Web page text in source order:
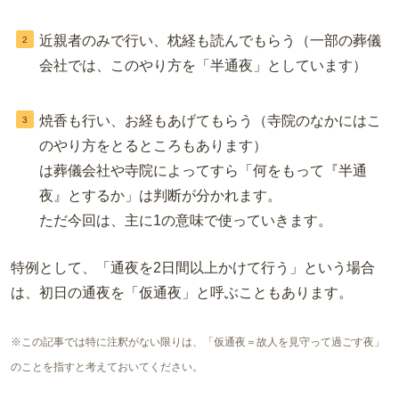
近親者のみで行い、枕経も読んでもらう（一部の葬儀
会社では、このやり方を「半通夜」としています）
焼香も行い、お経もあげてもらう（寺院のなかにはこ
のやり方をとるところもあります）
は葬儀会社や寺院によってすら「何をもって『半通
夜』とするか」は判断が分かれます。
ただ今回は、主に1の意味で使っていきます。
特例として、「通夜を2日間以上かけて行う」という場合
は、初日の通夜を「仮通夜」と呼ぶこともあります。
※この記事では特に注釈がない限りは、「仮通夜＝故人を見守って過ごす夜」
のことを指すと考えておいてください。